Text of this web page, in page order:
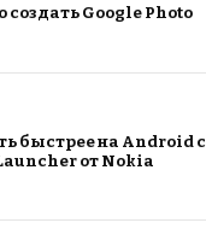
создать Google Photo
быстрее на Android с
от Nokia